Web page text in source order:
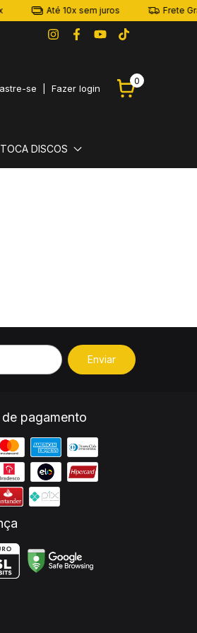
Até 10x sem juros Frete
se Fazer login
0
TOCA DISCOS
de pagamento